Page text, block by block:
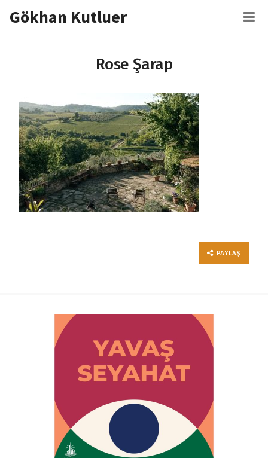
atlaGökhan Kutluer
Rose Şarap
PAYLAŞ